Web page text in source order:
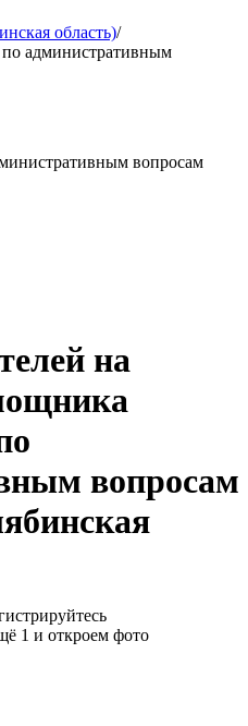
область)/
административным
вопросам
на
вопросам
1 и откроем фото